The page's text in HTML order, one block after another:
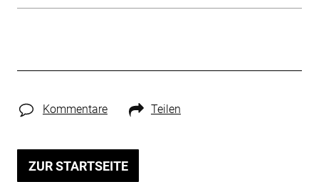
Kommentare Teilen
ZUR STARTSEITE